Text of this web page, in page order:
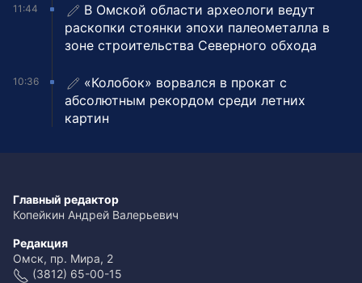
11:44
В Омской области археологи ведут
раскопки стоянки эпохи палеометалла в
зоне строительства Северного обхода
10:36
«Колобок» ворвался в прокат с
абсолютным рекордом среди летних
картин
Главный редактор
Копейкин Андрей Валерьевич
Редакция
Омск, пр. Мира, 2
(3812) 65-00-15